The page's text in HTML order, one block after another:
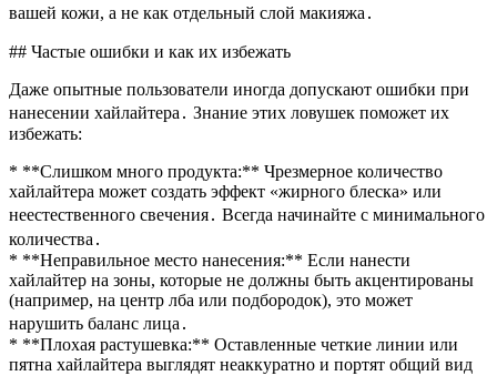
вашей кожи, а не как отдельный слой макияжа․
## Частые ошибки и как их избежать
Даже опытные пользователи иногда допускают ошибки при
нанесении хайлайтера․ Знание этих ловушек поможет их
избежать:
* **Слишком много продукта:** Чрезмерное количество
хайлайтера может создать эффект «жирного блеска» или
неестественного свечения․ Всегда начинайте с минимального
количества․
* **Неправильное место нанесения:** Если нанести
хайлайтер на зоны, которые не должны быть акцентированы
(например, на центр лба или подбородок), это может
нарушить баланс лица․
* **Плохая растушевка:** Оставленные четкие линии или
пятна хайлайтера выглядят неаккуратно и портят общий вид